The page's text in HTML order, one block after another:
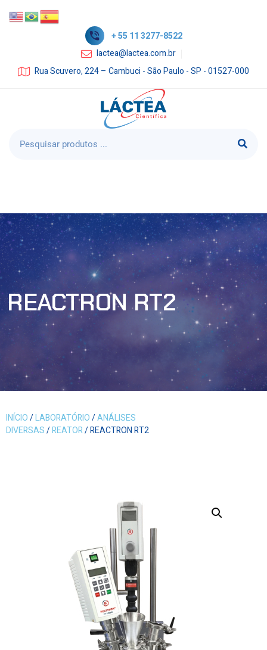
+ 55 11 3277-8522
lactea@lactea.com.br
Rua Scuvero, 224 – Cambuci - São Paulo - SP - 01527-000
REACTRON RT2
INÍCIO/LABORATÓRIO/ANÁLISES
DIVERSAS/REATOR/ REACTRON RT2